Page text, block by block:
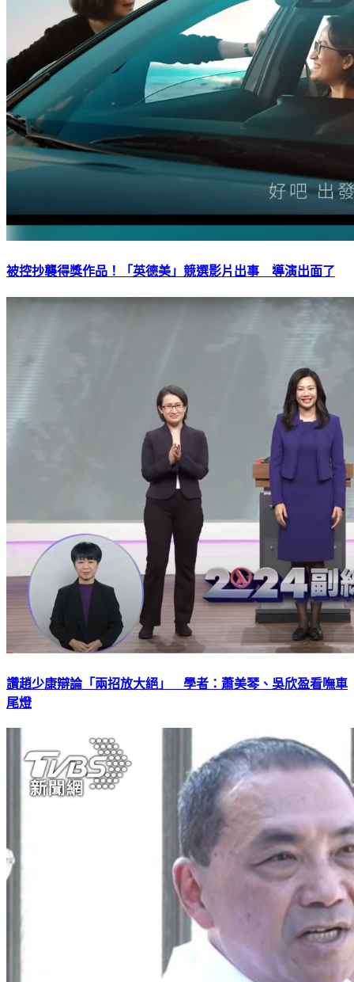
被控抄襲得獎作品！「英德美」競選影片出事 導演出面了
讚趙少康辯論「兩招放大絕」 學者：蕭美琴、吳欣盈看嘸車
尾燈